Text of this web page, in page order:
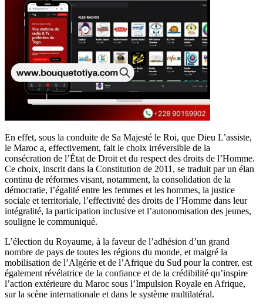
En effet, sous la conduite de Sa Majesté le Roi, que Dieu L’assiste,
le Maroc a, effectivement, fait le choix irréversible de la
consécration de l’État de Droit et du respect des droits de l’Homme.
Ce choix, inscrit dans la Constitution de 2011, se traduit par un élan
continu de réformes visant, notamment, la consolidation de la
démocratie, l’égalité entre les femmes et les hommes, la justice
sociale et territoriale, l’effectivité des droits de l’Homme dans leur
intégralité, la participation inclusive et l’autonomisation des jeunes,
souligne le communiqué.
L’élection du Royaume, à la faveur de l’adhésion d’un grand
nombre de pays de toutes les régions du monde, et malgré la
mobilisation de l’Algérie et de l’Afrique du Sud pour la contrer, est
également révélatrice de la confiance et de la crédibilité qu’inspire
l’action extérieure du Maroc sous l’Impulsion Royale en Afrique,
sur la scène internationale et dans le système multilatéral.